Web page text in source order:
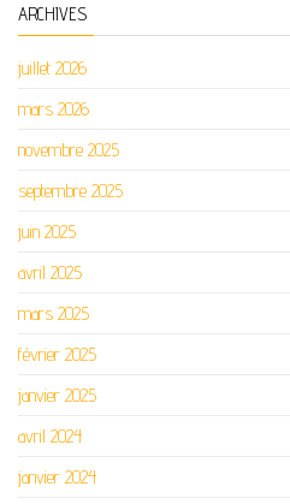
ARCHIVES
juillet 2026
mars 2026
novembre 2025
septembre 2025
juin 2025
avril 2025
mars 2025
février 2025
janvier 2025
avril 2024
janvier 2024